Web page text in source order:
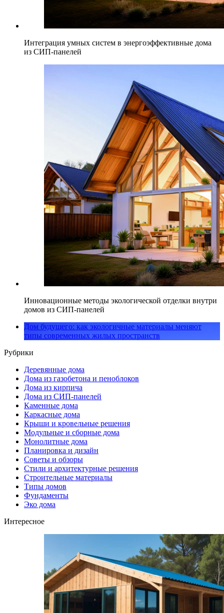
Интеграция умных систем в энергоэффективные дома
из СИП-панелей
Инновационные методы экологической отделки внутри
домов из СИП-панелей
Дом будущего: как экологичные материалы меняют
типы современных жилых пространств
Рубрики
Деревянные дома
Дома из газобетона и пеноблоков
Дома из кирпича
Дома из СИП-панелей
Каменные дома
Каркасные дома
Крыши и кровельные решения
Модульные и сборные дома
Монолитные дома
Планировка и дизайн
Советы и обзоры
Стили и архитектурные решения
Строительные материалы
Типы домов
Фундаменты
Эко дома
Интересное